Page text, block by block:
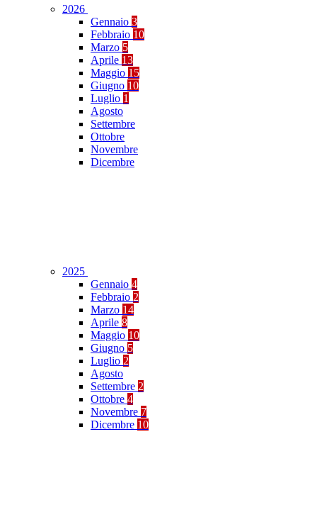
2026
Gennaio 3
Febbraio 10
Marzo 5
Aprile 13
Maggio 15
Giugno 10
Luglio 1
Agosto
Settembre
Ottobre
Novembre
Dicembre
2025
Gennaio 4
Febbraio 2
Marzo 14
Aprile 8
Maggio 10
Giugno 5
Luglio 2
Agosto
Settembre 2
Ottobre 4
Novembre 7
Dicembre 10